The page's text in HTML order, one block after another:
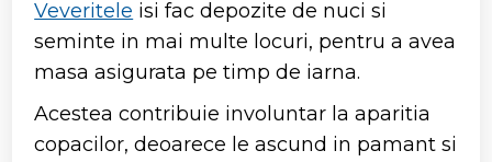
Veveritele isi fac depozite de nuci si
seminte in mai multe locuri, pentru a avea
masa asigurata pe timp de iarna.
Acestea contribuie involuntar la aparitia
copacilor, deoarece le ascund in pamant si